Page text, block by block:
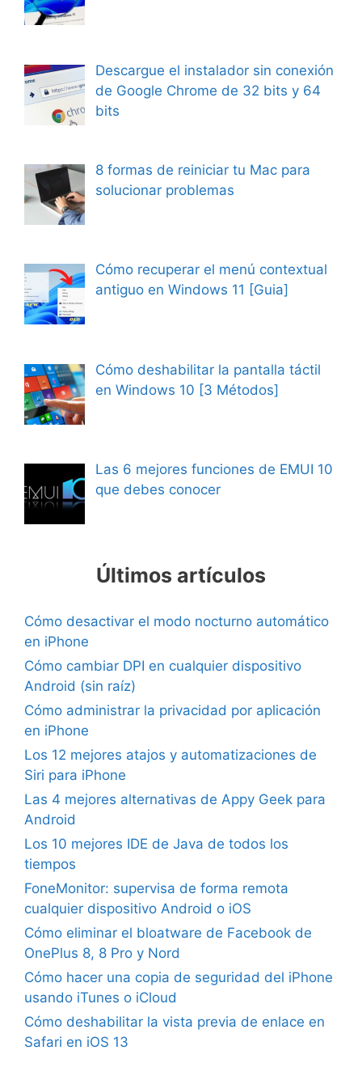
Descargue el instalador sin conexión
de Google Chrome de 32 bits y 64
bits
8 formas de reiniciar tu Mac para
solucionar problemas
Cómo recuperar el menú contextual
antiguo en Windows 11 [Guia]
Cómo deshabilitar la pantalla táctil
en Windows 10 [3 Métodos]
Las 6 mejores funciones de EMUI 10
que debes conocer
Últimos artículos
Cómo desactivar el modo nocturno automático
en iPhone
Cómo cambiar DPI en cualquier dispositivo
Android (sin raíz)
Cómo administrar la privacidad por aplicación
en iPhone
Los 12 mejores atajos y automatizaciones de
Siri para iPhone
Las 4 mejores alternativas de Appy Geek para
Android
Los 10 mejores IDE de Java de todos los
tiempos
FoneMonitor: supervisa de forma remota
cualquier dispositivo Android o iOS
Cómo eliminar el bloatware de Facebook de
OnePlus 8, 8 Pro y Nord
Cómo hacer una copia de seguridad del iPhone
usando iTunes o iCloud
Cómo deshabilitar la vista previa de enlace en
Safari en iOS 13